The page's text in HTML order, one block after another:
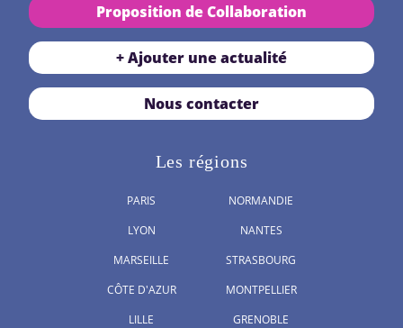
Proposition de Collaboration
+ Ajouter une actualité
Nous contacter
Les régions
PARIS
LYON
MARSEILLE
CÔTE D'AZUR
LILLE
NORMANDIE
NANTES
STRASBOURG
MONTPELLIER
GRENOBLE